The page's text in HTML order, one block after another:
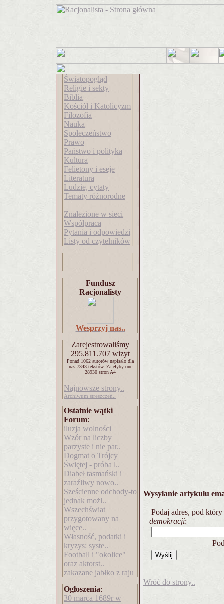
Światopogląd
Religie i sekty
Biblia
Kościół i Katolicyzm
Filozofia
Nauka
Społeczeństwo
Prawo
Państwo i polityka
Kultura
Felietony i eseje
Literatura
Ludzie, cytaty
Tematy różnorodne
Znalezione w sieci
Współpraca
Pytania i odpowiedzi
Listy od czytelników
Fundusz
Racjonalisty
Wesprzyj nas..
Zarejestrowaliśmy
295.811.707 wizyt
Ponad 1062 autorów napisało dla
nas 7343 tekstów. Zajęłyby one
28930 stron A4
Najnowsze strony..
Archiwum streszczeń..
Ostatnie wątki
Forum:
iluzja wolności
Wzór na liczby
parzyste i nie par..
Dogmat o Trójcy
Świętej - próba l..
Diabeł tasmański i
zaraźliwy nowo..
Sześcienne odchody-to
jednak możl..
Wszechświat
przygotowany na
więce..
Własność, podatki i
kryzys: syste..
Football i "okolice"
oraz aktorst..
zakazane jabłko z raju
Ogłoszenia:
30 marca 1689r w
Wysyłanie artykułu
Podaj adres, pod
demokracji:
Wróć do strony..